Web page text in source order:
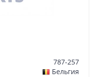
787-257
Бельгия